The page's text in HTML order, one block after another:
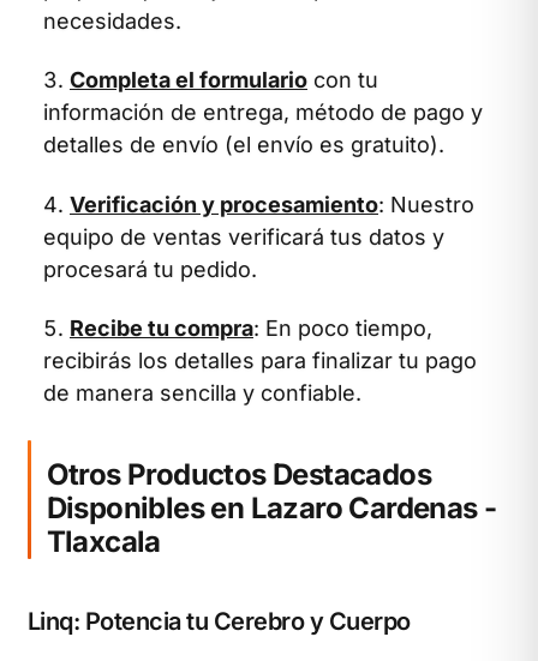
necesidades.
Completa el formulario con tu
información de entrega, método de pago y
detalles de envío (el envío es gratuito).
Verificación y procesamiento: Nuestro
equipo de ventas verificará tus datos y
procesará tu pedido.
Recibe tu compra: En poco tiempo,
recibirás los detalles para finalizar tu pago
de manera sencilla y confiable.
Otros Productos Destacados
Disponibles en Lazaro Cardenas -
Tlaxcala
Linq: Potencia tu Cerebro y Cuerpo